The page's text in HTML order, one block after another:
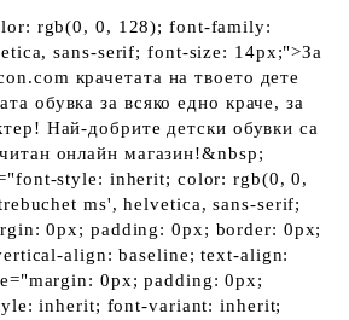
rgb(0, 0, 128); font-family:
sans-serif; font-size: 14px;">За
крачетата на твоето дете
обувка за всяко едно краче, за
Най-добрите детски обувки са
онлайн магазин!&nbsp;
style: inherit; color: rgb(0, 0,
ms', helvetica, sans-serif;
0px; padding: 0px; border: 0px;
align: baseline; text-align:
0px; padding: 0px;
inherit; font-variant: inherit;